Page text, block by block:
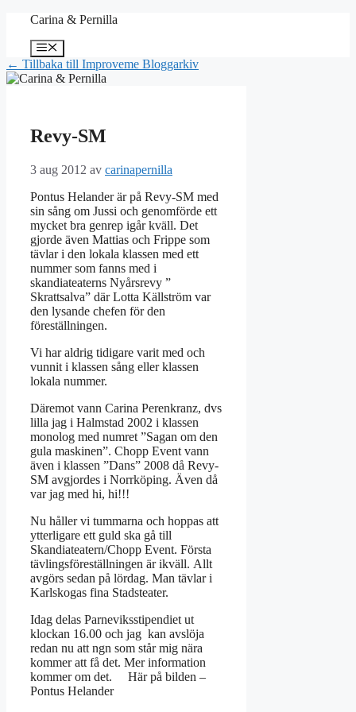
Hoppa
innehåll
Carina & Pernilla
Meny
← Tillbaka till Improveme Bloggarkiv
Revy-SM
3 aug 2012 av carinapernilla
Pontus Helander är på Revy-SM med
sin sång om Jussi och genomförde ett
mycket bra genrep igår kväll. Det
gjorde även Mattias och Frippe som
tävlar i den lokala klassen med ett
nummer som fanns med i
skandiateaterns Nyårsrevy ”
Skrattsalva” där Lotta Källström var
den lysande chefen för den
föreställningen.
Vi har aldrig tidigare varit med och
vunnit i klassen sång eller klassen
lokala nummer.
Däremot vann Carina Perenkranz, dvs
lilla jag i Halmstad 2002 i klassen
monolog med numret ”Sagan om den
gula maskinen”. Chopp Event vann
även i klassen ”Dans” 2008 då Revy-
SM avgjordes i Norrköping. Även då
var jag med hi, hi!!!
Nu håller vi tummarna och hoppas att
ytterligare ett guld ska gå till
Skandiateatern/Chopp Event. Första
tävlingsföreställningen är ikväll. Allt
avgörs sedan på lördag. Man tävlar i
Karlskogas fina Stadsteater.
Idag delas Parneviksstipendiet ut
klockan 16.00 och jag kan avslöja
redan nu att ngn som står mig nära
kommer att få det. Mer information
kommer om det. Här på bilden –
Pontus Helander